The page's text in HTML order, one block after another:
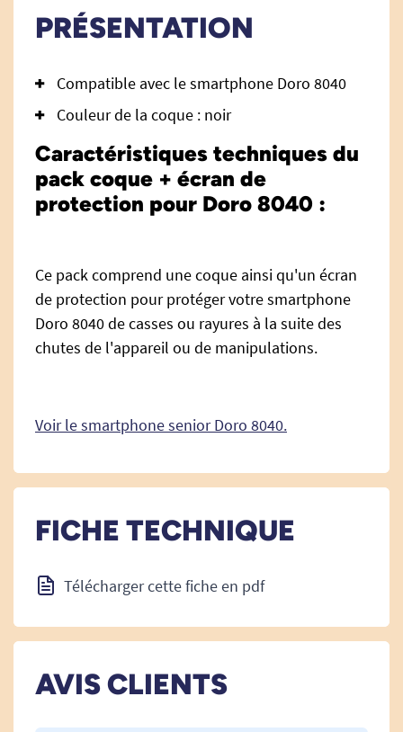
PRÉSENTATION
Compatible avec le smartphone Doro 8040
Couleur de la coque : noir
Caractéristiques techniques du
pack coque + écran de
protection pour Doro 8040 :
Ce pack comprend une coque ainsi qu'un écran
de protection pour protéger votre smartphone
Doro 8040 de casses ou rayures à la suite des
chutes de l'appareil ou de manipulations.
Voir le smartphone senior Doro 8040.
FICHE TECHNIQUE
Télécharger cette fiche en pdf
AVIS CLIENTS